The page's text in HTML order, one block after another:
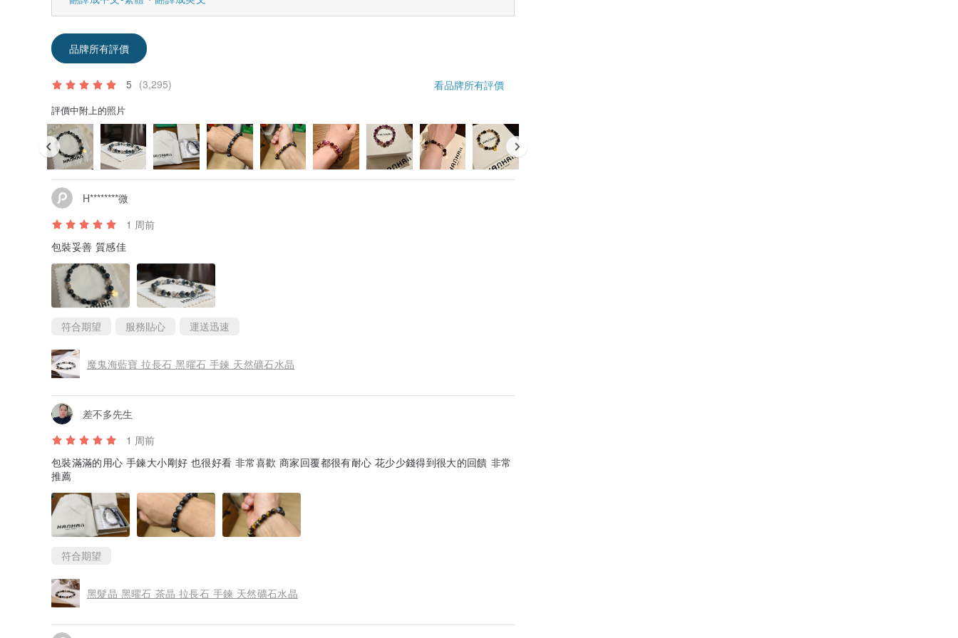
｜材質 / Material｜
925 silver / 玫瑰金和亮金 (珠寶級電鍍) / 進口尼龍繩
｜尺寸 / 規格｜
無限弓箭13*27mm (亮銀/古銀/亮金/玫瑰金) / 尼龍繩2mm
｜手圍尺寸｜
S(13-15cm) / M(15-18cm) / L(18-21cm) 可自行在微調，其它尺寸請備註。
｜手圍測量｜
手圍以公分做計算，請用皮尺繞手一圈進行測量。
每件商品均附有品牌包裝，不管是自用或是送禮都非常合適。
品牌所有評價
5 (3,295) 看品牌所有評價
評價中附上的照片
H********微
1 周前
包裝妥善 質感佳
符合期望 服務貼心 運送迅速
魔鬼海藍寶 拉長石 黑曜石 手鍊 天然礦石水晶
差不多先生
1 周前
包裝滿滿的用心 手鍊大小剛好 也很好看 非常喜歡 商家回覆都很有耐心 花少少錢得到很大的回饋 非常
推薦
符合期望
黑髮晶 黑曜石 茶晶 拉長石 手鍊 天然礦石水晶